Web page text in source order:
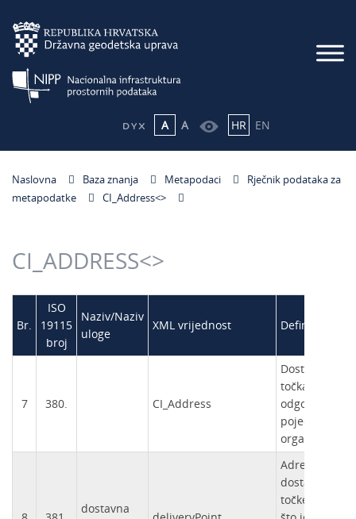
A A HR EN
Naslovna Baza znanja Metapodaci
Rječnik podataka za
metapodatke
CI_Address<>
CI_ADDRESS<>
Br.
ISO
19115
broj
Naziv/Naziv
uloge
XML vrijednost Definicija
7 380. CI_Address
Dostavna
točka
odgovornog
pojedinca ili
organizacije.
dostavna
Adresa
dostavne
točke (kao